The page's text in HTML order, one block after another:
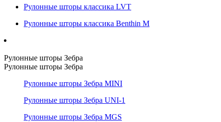
Рулонные шторы классика LVT
Рулонные шторы классика Benthin M
Рулонные шторы Зебра
Рулонные шторы Зебра
Рулонные шторы Зебра MINI
Рулонные шторы Зебра UNI-1
Рулонные шторы Зебра MGS